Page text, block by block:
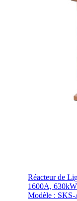
Réacteur de
1600A, 630kW
Modèle :